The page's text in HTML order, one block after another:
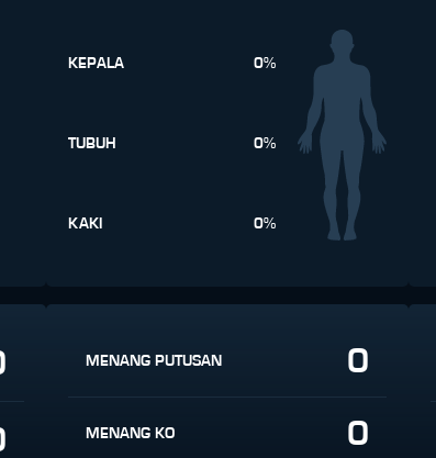
KEPALA 0%
TUBUH 0%
KAKI 0%
MENANG PUTUSAN 0
MENANG KO 0